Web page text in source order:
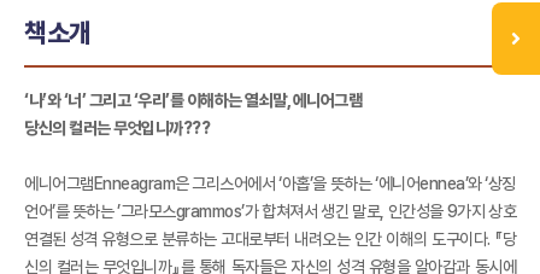
책소개
‘나’와 ‘너’ 그리고 ‘우리’를 이해하는 열쇠말, 에니어그램
당신의 컬러는 무엇입니까???
에니어그램Enneagram은 그리스어에서 ‘아홉’을 뜻하는 ‘에니어ennea’와 ‘상징
언어’를 뜻하는 ’그라모스grammos’가 합쳐져서 생긴 말로, 인간성을 9가지 상호
연결된 성격 유형으로 분류하는 고대로부터 내려오는 인간 이해의 도구이다. 『당
신의 컬러는 무엇입니까』를 통해 독자들은 자신의 성격 유형을 알아감과 동시에